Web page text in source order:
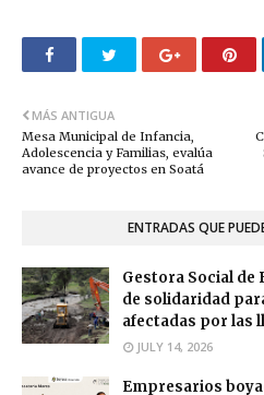
MÁS ANTIGUA
Mesa Municipal de Infancia,
Adolescencia y Familias, evalúa
avance de proyectos en Soatá
ENTRADAS QUE
Gestora Social de
de solidaridad
afectadas por las
JULY 14, 2026
Empresarios